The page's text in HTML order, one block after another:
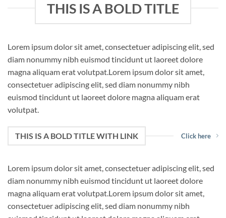
THIS IS A BOLD TITLE
Lorem ipsum dolor sit amet, consectetuer adipiscing elit, sed
diam nonummy nibh euismod tincidunt ut laoreet dolore
magna aliquam erat volutpat.Lorem ipsum dolor sit amet,
consectetuer adipiscing elit, sed diam nonummy nibh
euismod tincidunt ut laoreet dolore magna aliquam erat
volutpat.
THIS IS A BOLD TITLE WITH LINK Click here
Lorem ipsum dolor sit amet, consectetuer adipiscing elit, sed
diam nonummy nibh euismod tincidunt ut laoreet dolore
magna aliquam erat volutpat.Lorem ipsum dolor sit amet,
consectetuer adipiscing elit, sed diam nonummy nibh